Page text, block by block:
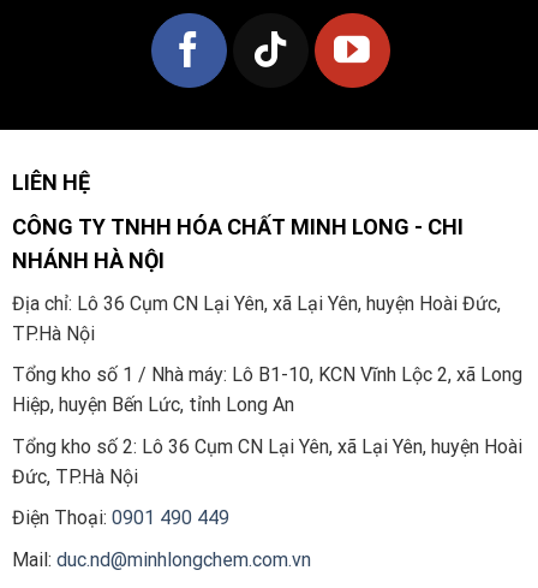
LIÊN HỆ
CÔNG TY TNHH HÓA CHẤT MINH LONG - CHI
NHÁNH HÀ NỘI
Địa chỉ: Lô 36 Cụm CN Lại Yên, xã Lại Yên, huyện Hoài Đức,
TP.Hà Nội
Tổng kho số 1 / Nhà máy: Lô B1-10, KCN Vĩnh Lộc 2, xã Long
Hiệp, huyện Bến Lức, tỉnh Long An
Tổng kho số 2: Lô 36 Cụm CN Lại Yên, xã Lại Yên, huyện Hoài
Đức, TP.Hà Nội
Điện Thoại: 0901 490 449
Mail: duc.nd@minhlongchem.com.vn